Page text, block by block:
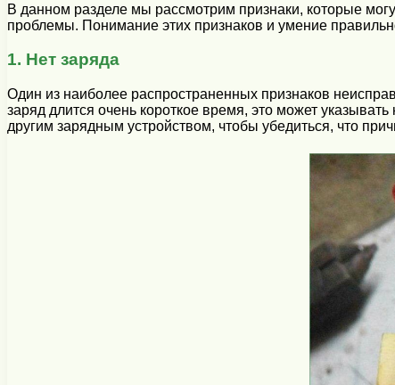
В данном разделе мы рассмотрим признаки, которые
проблемы. Понимание этих признаков и умение
1. Нет заряда
Один из наиболее распространенных признаков
заряд длится очень короткое время, это может
другим зарядным устройством, чтобы убедиться, что